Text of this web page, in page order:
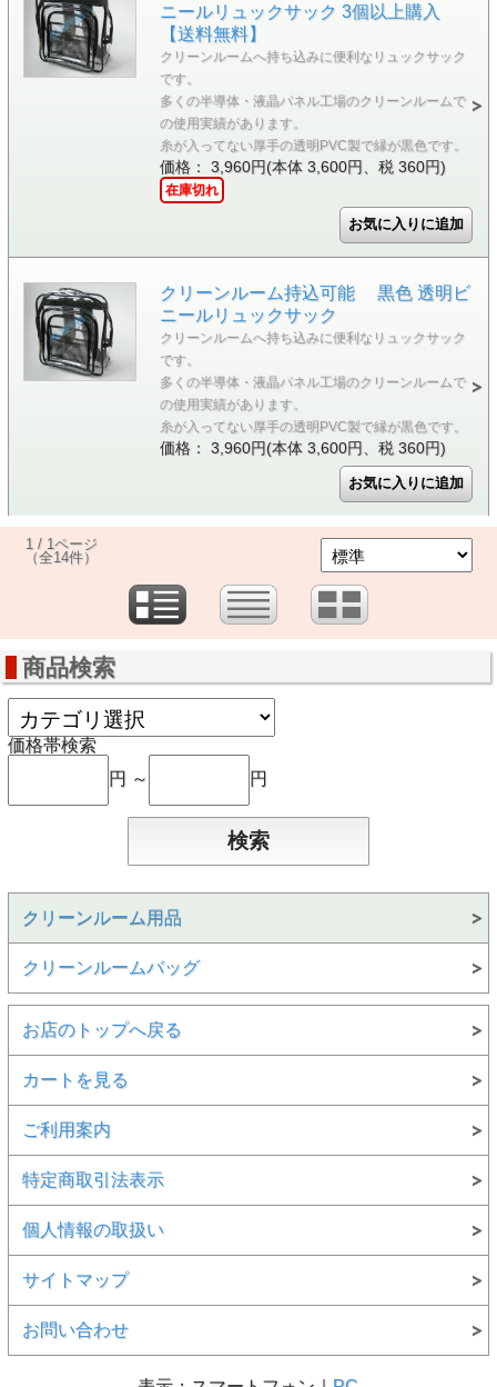
ニールリュックサック 3個以上購入
【送料無料】
クリーンルームへ持ち込みに便利なリュックサック
です。
多くの半導体・液晶パネル工場のクリーンルームで
の使用実績があります。
糸が入ってない厚手の透明PVC製で縁が黒色です。
価格： 3,960円(本体 3,600円、税 360円)
在庫切れ
クリーンルーム持込可能 黒色 透明ビ
ニールリュックサック
クリーンルームへ持ち込みに便利なリュックサック
です。
多くの半導体・液晶パネル工場のクリーンルームで
の使用実績があります。
糸が入ってない厚手の透明PVC製で縁が黒色です。
価格： 3,960円(本体 3,600円、税 360円)
1 / 1ページ
（全14件）
商品検索
価格帯検索
円 ～
円
クリーンルーム用品
クリーンルームバッグ
お店のトップへ戻る
カートを見る
ご利用案内
特定商取引法表示
個人情報の取扱い
サイトマップ
お問い合わせ